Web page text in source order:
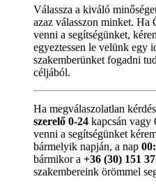
Válassza a kiváló
azaz válasszon minket. Ha
venni a segítségünket,
egyeztessen le velünk egy
szakemberünket fogadni
céljából.
Ha megválaszolatlan
szerelő 0-24 kapcsán vagy
venni a segítségünket
bármelyik napján, a nap
bármikor a +36 (30) 151
szakembereink örömmel